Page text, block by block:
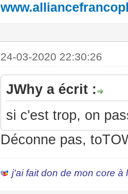
24-03-2020 22:30:26
JWhy a écrit :
si c'est trop, on
Déconne pas,
j'ai fait don de mon core à